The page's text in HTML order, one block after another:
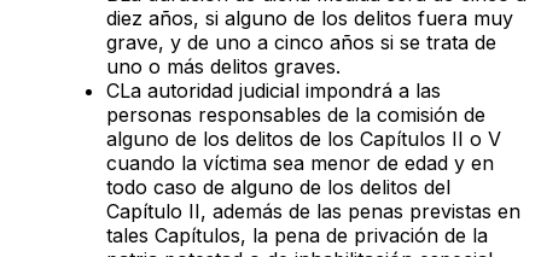
diez años, si alguno de los delitos fuera muy
grave, y de uno a cinco años si se trata de
uno o más delitos graves.
CLa autoridad judicial impondrá a las
personas responsables de la comisión de
alguno de los delitos de los Capítulos II o V
cuando la víctima sea menor de edad y en
todo caso de alguno de los delitos del
Capítulo II, además de las penas previstas en
tales Capítulos, la pena de privación de la